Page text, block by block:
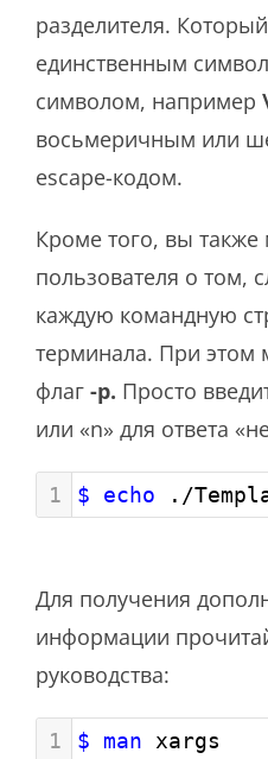
разделителя.
единственным
символом, например
восьмеричным или
escape-кодом.
Кроме того, вы
пользователя о том,
каждую командную
терминала. При этом
флаг -p. Просто
или «n» для ответа
1 $ echo ./
Для получения
информации
руководства:
1 $ man xargs